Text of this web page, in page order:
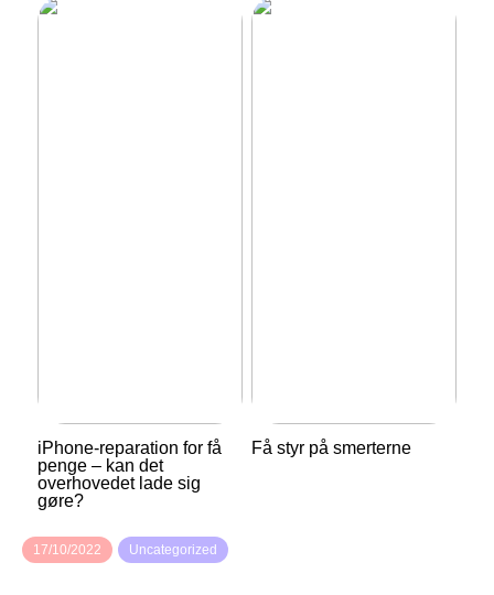
iPhone-reparation for få
penge – kan det
overhovedet lade sig
gøre?
Få styr på smerterne
17/10/2022 Uncategorized